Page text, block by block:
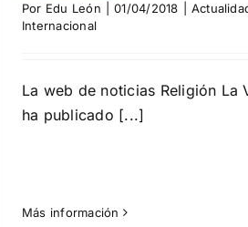
Por Edu León 01/04/2018
Internacional
La web de noticias Religión La
ha publicado [...]
Más información